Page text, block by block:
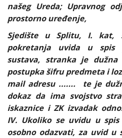
našeg Ureda; Upravnog
prostorno uređenje,
Sjedište u Splitu, I. kat,
pokretanja uvida u spis
sustava, stranka je
postupka šifru predmeta i
mail adresu ....... te je
dokaz da ima svojstvo
iskaznice i ZK izvadak
IV. Ukoliko se uvidu u
osobno odazvati, za uvid u